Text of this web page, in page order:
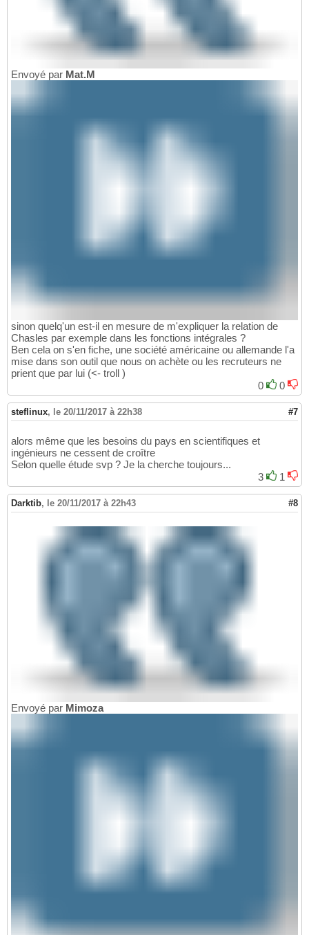
Envoyé par Mat.M
sinon quelq'un est-il en mesure de m'expliquer la relation de
Chasles par exemple dans les fonctions intégrales ?
Ben cela on s'en fiche, une société américaine ou allemande l'a
mise dans son outil que nous on achète ou les recruteurs ne
prient que par lui (<- troll )
0
0
steflinux, le 20/11/2017 à 22h38 #7
alors même que les besoins du pays en scientifiques et
ingénieurs ne cessent de croître
Selon quelle étude svp ? Je la cherche toujours...
3
1
Darktib, le 20/11/2017 à 22h43 #8
Envoyé par Mimoza